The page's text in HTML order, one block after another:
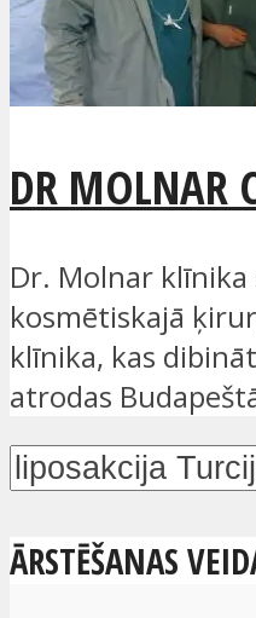
DR MOLNAR
Dr. Molnar klīnika
kosmētiskajā
klīnika, kas
atrodas
ĀRSTĒŠANAS